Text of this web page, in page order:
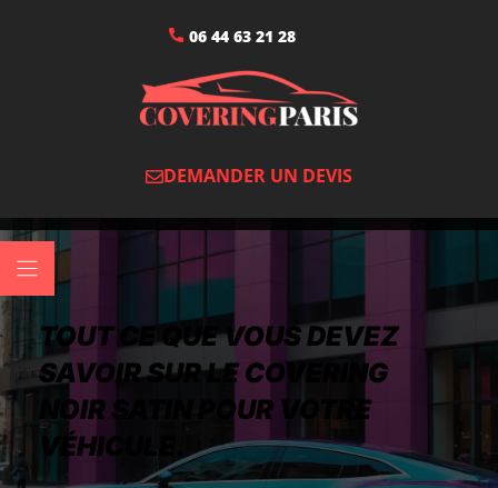
06 44 63 21 28
DEMANDER UN DEVIS
TOUT CE QUE VOUS DEVEZ
SAVOIR SUR LE COVERING
NOIR SATIN POUR VOTRE
VÉHICULE.